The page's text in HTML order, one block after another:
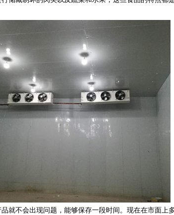
就不会出现问题，能够保存一段时间。现在在市面